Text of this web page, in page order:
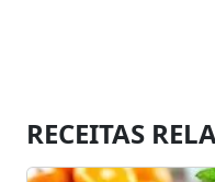
RECEITAS